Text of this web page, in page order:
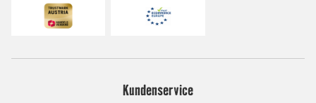
Kundenservice